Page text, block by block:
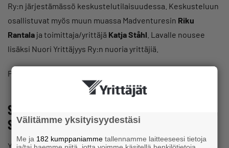
Ry:n järjestämässö keskustelutilaisuudessa. Keskusteluun
osallistuvat myös muun muassa Madventuresin Riku
Rantala ja toimittaja/yrittäjä Katja Ståhl . Lavalle nousee
lisäksi Nuori Yrittäjyys Ry:n nuoria yrittäjiä.
Paikkana Kauppakeskus Puuvilla, Pori tiistaina 17.7. klo 10.
Stadi vs. Lande huipentaa Yrittäjien
SuomiAreenan
Yrittäjien SuomiAreena-viikon huipentaa torstaina 19.7.
Välitämme yksityisyydestäsi
Me ja 182 kumppaniamme tallennamme laitteeseesi tietoja